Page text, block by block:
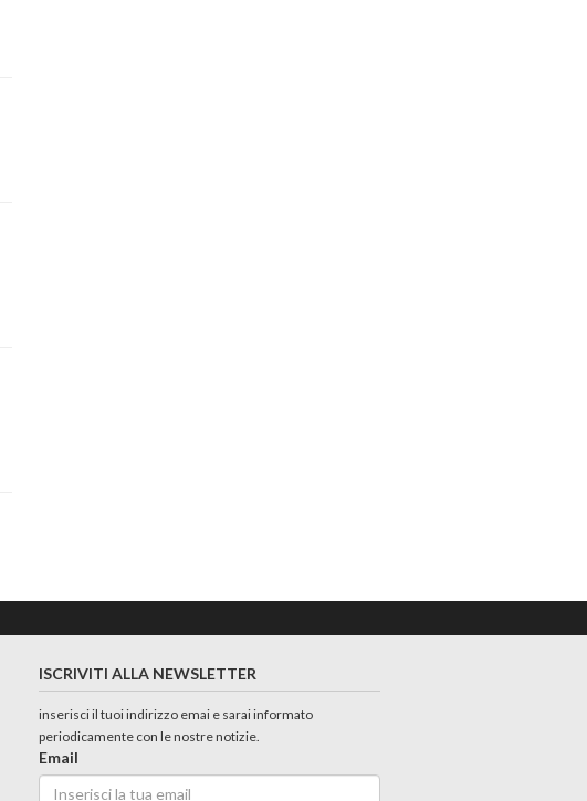
ISCRIVITI ALLA NEWSLETTER
inserisci il tuoi indirizzo emai e sarai informato
periodicamente con le nostre notizie.
Email